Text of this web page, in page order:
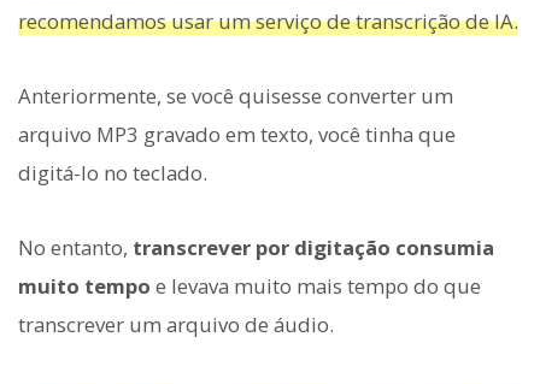
recomendamos usar um serviço de transcrição de IA.
Anteriormente, se você quisesse converter um
arquivo MP3 gravado em texto, você tinha que
digitá-lo no teclado.
No entanto, transcrever por digitação consumia
muito tempo e levava muito mais tempo do que
transcrever um arquivo de áudio.